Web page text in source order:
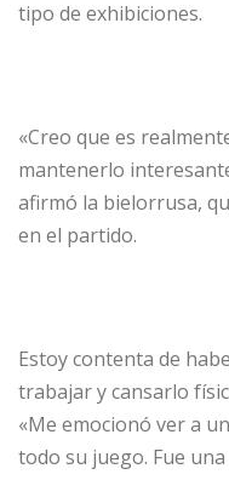
tipo de exhibiciones.
«Creo que es
mantenerlo
afirmó la bielorrusa,
en el partido.
Estoy contenta de
trabajar y cansarlo
«Me emocionó ver a
todo su juego. Fue